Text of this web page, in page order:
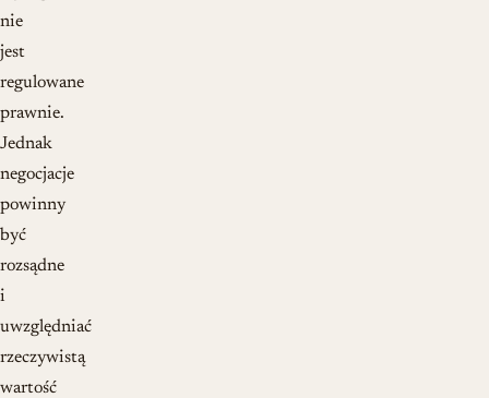
nie
jest
regulowane
prawnie.
Jednak
negocjacje
powinny
być
rozsądne
i
uwzględniać
rzeczywistą
wartość